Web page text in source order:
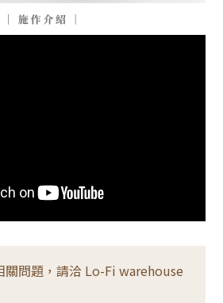
關問題，請洽 Lo-Fi warehouse